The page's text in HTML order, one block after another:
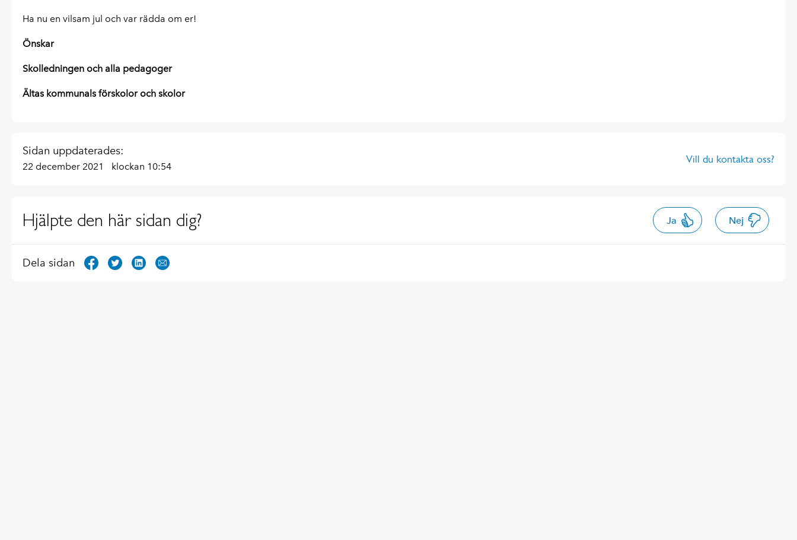
Ha nu en vilsam jul och var rädda om er!
Önskar
Skolledningen och alla pedagoger
Ältas kommunals förskolor och skolor
Sidan uppdaterades:
22 december 2021 klockan 10:54
Vill du kontakta oss?
Hjälpte den här sidan dig? Ja Nej
Dela sidan